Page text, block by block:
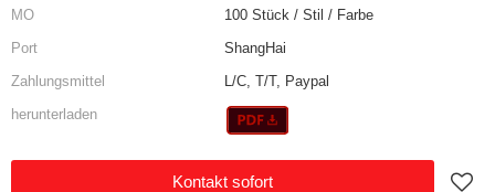
MO
100 Stück / Stil / Farbe
Port
ShangHai
Zahlungsmittel
L/C, T/T, Paypal
herunterladen
Kontakt sofort